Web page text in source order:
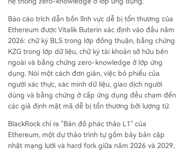
Báo cáo trích dẫn bốn lĩnh vực dễ bị tổn thương của
Ethereum được Vitalik Buterin xác định vào đầu năm
2026: chữ ký BLS trong lớp đồng thuận, bằng chứng
KZG trong lớp dữ liệu, chữ ký tài khoản sở hữu bên
ngoài và bằng chứng zero-knowledge ở lớp ứng
dụng. Nói một cách đơn giản, việc bỏ phiếu của
người xác thực, xác minh dữ liệu, giao dịch người
dùng và bằng chứng ở cấp ứng dụng đều chạm đến
các giả định mật mã dễ bị tổn thương bởi lượng tử.
BlackRock chỉ ra "Bản đồ phác thảo L1" của
Ethereum, một dự thảo trình tự gồm bảy bản cập
nhật mạng lưới và hard fork giữa năm 2026 và 2029,